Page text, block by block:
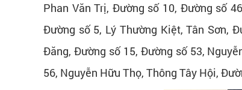
Phan Văn Trị, Đường số 10, Đường số
Đường số 5, Lý Thường Kiệt, Tân Sơn,
Đăng, Đường số 15, Đường số 53,
56, Nguyễn Hữu Thọ, Thông Tây Hội,